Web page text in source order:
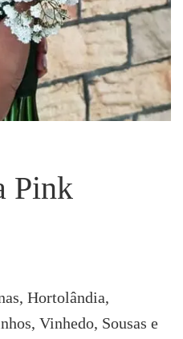
Pink
Hortolândia,
Vinhedo, Sousas e